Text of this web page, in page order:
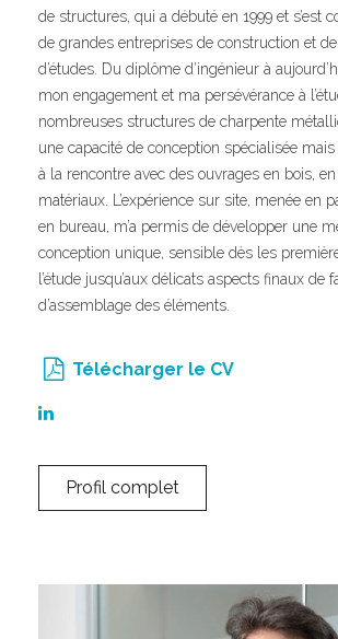
de structures, qui a débuté en 1999 et s’est
de grandes entreprises de construction et
d’études. Du diplôme d’ingénieur à
mon engagement et ma persévérance à
nombreuses structures de charpente
une capacité de conception spécialisée
à la rencontre avec des ouvrages en bois,
matériaux. L’expérience sur site, menée en
en bureau, m’a permis de développer une
conception unique, sensible dès les
l’étude jusqu’aux délicats aspects finaux de
d’assemblage des éléments.
Télécharger le CV
Profil complet